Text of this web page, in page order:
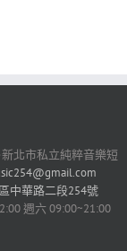
新北市私立純粹音樂短
中華路二段254號
週六 09:00~21:00